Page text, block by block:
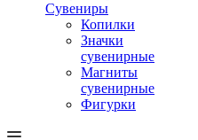
Сувениры
Копилки
Значки
сувенирные
Магниты
сувенирные
Фигурки